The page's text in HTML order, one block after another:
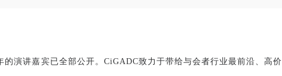
演讲嘉宾已全部公开。 CiGADC致力于带给与会者行业最前沿、高价